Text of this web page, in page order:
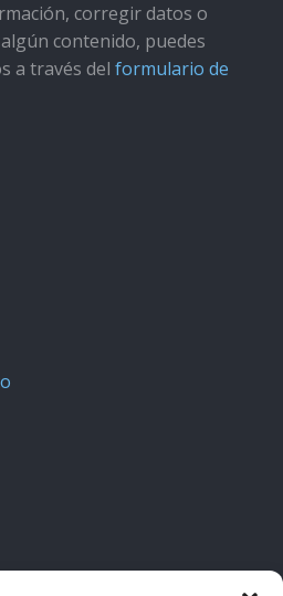
corregir datos o
contenido, puedes
a través del formulario de